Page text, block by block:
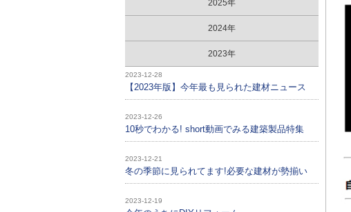
2025年
2024年
2023年
2023-12-28
【2023年版】今年最も見られた建材ニュース
2023-12-26
10秒でわかる! short動画でみる建築製品特集
2023-12-21
冬の季節に見られてます!必要な建材が勢揃い
2023-12-19